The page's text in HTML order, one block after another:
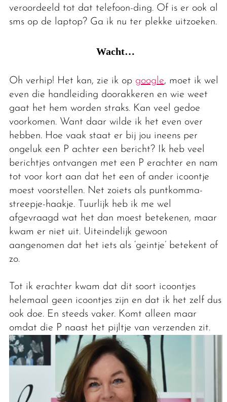
veroordeeld tot dat telefoon-ding. Of is er ook al
sms op de laptop? Ga ik nu ter plekke uitzoeken.
Wacht…
Oh verhip! Het kan, zie ik op google, moet ik wel
even die handleiding doorakkeren en wie weet
gaat het hem worden straks. Kan veel gedoe
voorkomen. Want daar wilde ik het even over
hebben. Hoe vaak staat er bij jou ineens per
ongeluk een P achter een bericht? Ik heb veel
berichtjes ontvangen met een P erachter en nam
tot voor kort aan dat het een of ander icoontje
moest voorstellen. Net zoiets als puntkomma-
streepje-haakje. Tuurlijk heb ik me wel
afgevraagd wat het dan moest betekenen, maar
kwam er niet uit. Uiteindelijk gewoon
aangenomen dat het iets als ‘geintje’ betekent of
zo.
Tot ik erachter kwam dat dit soort icoontjes
helemaal geen icoontjes zijn en dat ik het zelf dus
ook doe. En steeds vaker. Komt alleen maar
omdat die P naast het pijltje van verzenden zit.